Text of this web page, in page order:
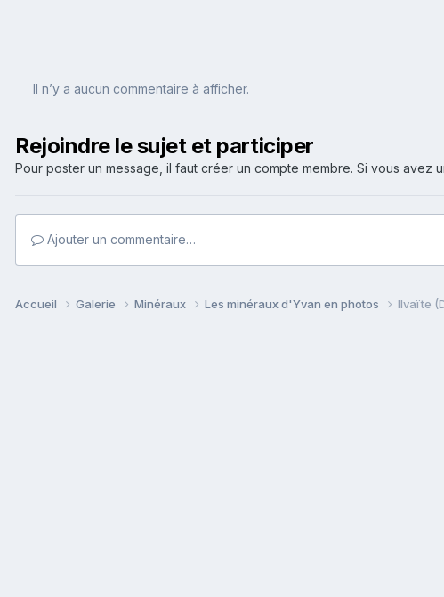
Il n’y a aucun commentaire à afficher.
Rejoindre le sujet et participer
Pour poster un message, il faut créer un compte membre. Si vous avez
Ajouter un commentaire…
Accueil Galerie Minéraux Les minéraux d'Yvan en photos Ilvaïte